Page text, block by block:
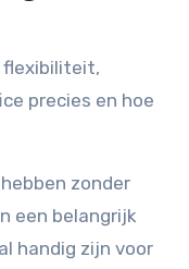
flexibiliteit,
precies en hoe
zonder
een belangrijk
handig zijn voor